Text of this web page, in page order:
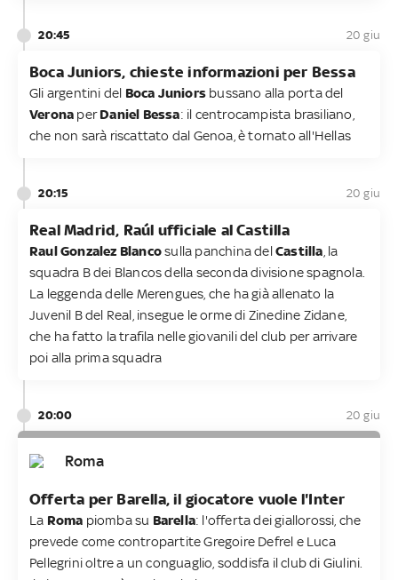
20:45 20 giu
Boca Juniors, chieste informazioni per Bessa
Gli argentini del Boca Juniors bussano alla porta del
Verona perDaniel Bessa: il centrocampista brasiliano,
che non sarà riscattato dal Genoa, è tornato all'Hellas
20:15 20 giu
Real Madrid, Raúl ufficiale al Castilla
Raul Gonzalez Blancosulla panchina delCastilla , la
squadra B dei Blancos della seconda divisione spagnola.
La leggenda delle Merengues, che ha già allenato la
Juvenil B del Real, insegue le orme di Zinedine Zidane,
che ha fatto la trafila nelle giovanili del club per arrivare
poi alla prima squadra
20:00 20 giu
Roma
Offerta per Barella, il giocatore vuole l'Inter
La Roma piomba su Barella: l'offerta dei giallorossi, che
prevede come contropartite Gregoire Defrel e Luca
Pellegrini oltre a un conguaglio, soddisfa il club di Giulini.